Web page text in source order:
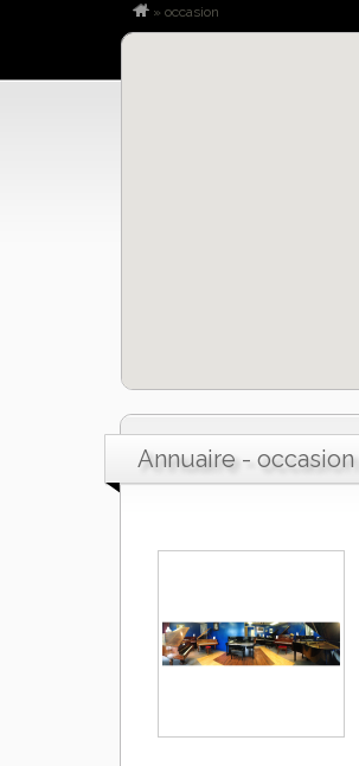
» occasion
Annuaire - occasion